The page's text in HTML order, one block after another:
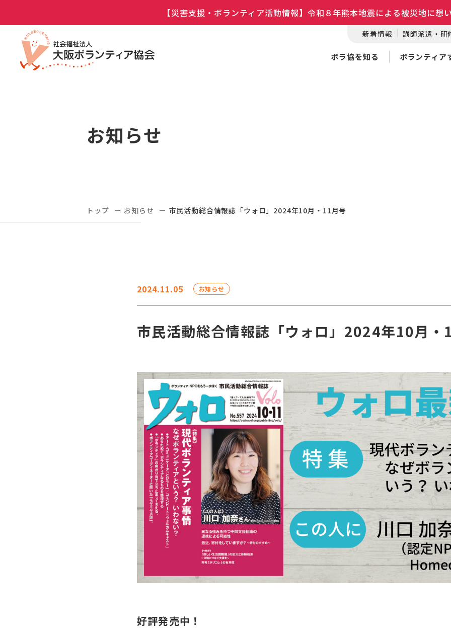
【災害支援・ボランティア活動情報】令和８年熊本地震による被災地に想
新着情報 講師派遣・研
ボラ協を知る ボランティア
お知らせ
トップ お知らせ 市民活動総合情報誌「ウォロ」2024年10月・11月号
2024.11.05 お知らせ
市民活動総合情報誌「ウォロ」2024年10月・
好評発売中！